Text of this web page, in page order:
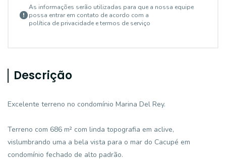
As informações serão utilizadas para que a nossa equipe
possa entrar em contato de acordo com a
política de privacidade e termos de serviço
Descrição
Excelente terreno no condomínio Marina Del Rey.
Terreno com 686 m² com linda topografia em aclive,
vislumbrando uma a bela vista para o mar do Cacupé em
condomínio fechado de alto padrão.